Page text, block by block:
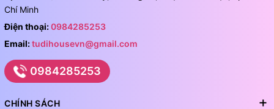
Chí Minh
Điện thoại:0984285253
Email:tudihousevn@gmail.com
0984285253
CHÍNH SÁCH